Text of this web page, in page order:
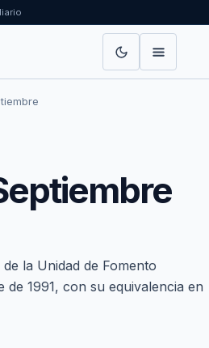
la Unidad de Fomento
de 1991, con su equivalencia en